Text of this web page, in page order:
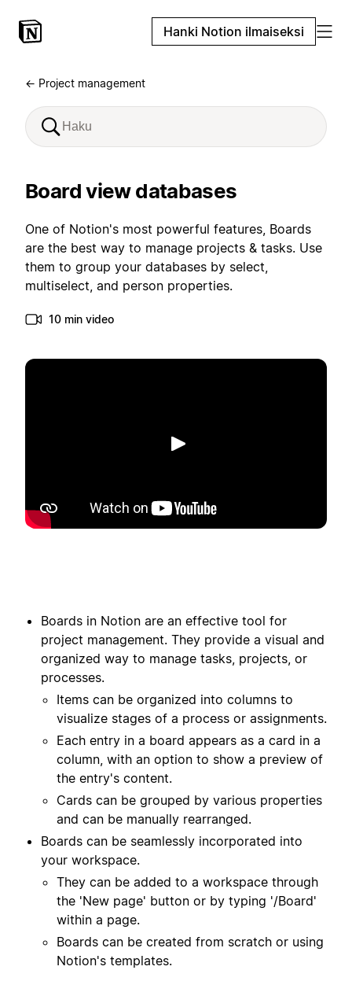
Hanki Notion ilmaiseksi
← Project management
Board view databases
One of Notion's most powerful features, Boards
are the best way to manage projects & tasks. Use
them to group your databases by select,
multiselect, and person properties.
10 min video
Toista
Boards in Notion are an effective tool for
project management. They provide a visual and
organized way to manage tasks, projects, or
processes.
Items can be organized into columns to
visualize stages of a process or assignments.
Each entry in a board appears as a card in a
column, with an option to show a preview of
the entry's content.
Cards can be grouped by various properties
and can be manually rearranged.
Boards can be seamlessly incorporated into
your workspace.
They can be added to a workspace through
the 'New page' button or by typing '/Board'
within a page.
Boards can be created from scratch or using
Notion's templates.